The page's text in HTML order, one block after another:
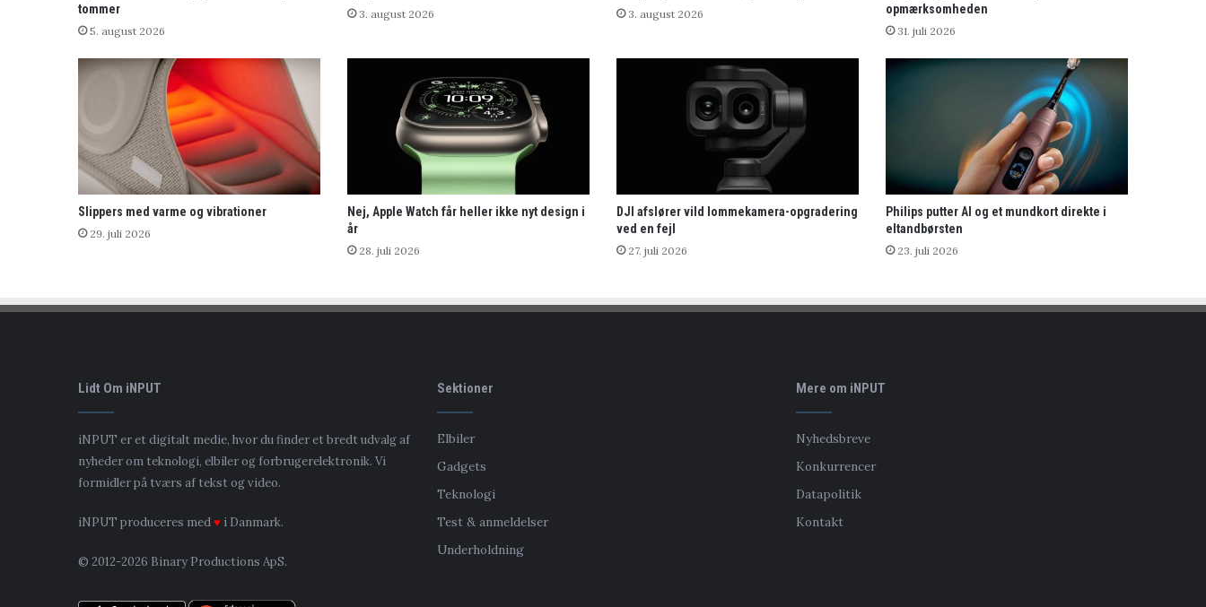
tommer
5. august 2026
3. august 2026 3. august 2026
opmærksomheden
31. juli 2026
Slippers med varme og vibrationer
29. juli 2026
Nej, Apple Watch får heller ikke nyt design i
år
28. juli 2026
DJI afslører vild lommekamera-opgradering
ved en fejl
27. juli 2026
Philips putter AI og et mundkort direkte i
eltandbørsten
23. juli 2026
Lidt Om iNPUT
iNPUT er et digitalt medie, hvor du finder et bredt udvalg af
nyheder om teknologi, elbiler og forbrugerelektronik. Vi
formidler på tværs af tekst og video.
iNPUT produceres med♥ i Danmark.
© 2012-2026 Binary Productions ApS.
Sektioner
Elbiler
Gadgets
Teknologi
Test & anmeldelser
Underholdning
Mere om iNPUT
Nyhedsbreve
Konkurrencer
Datapolitik
Kontakt